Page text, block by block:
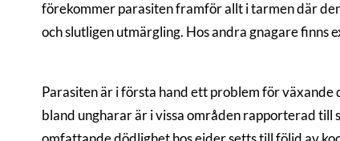
förekommer parasiten framför allt i tarmen där
och slutligen utmärgling. Hos andra gnagare finns
Parasiten är i första hand ett problem för
bland ungharar är i vissa områden rapporterad till